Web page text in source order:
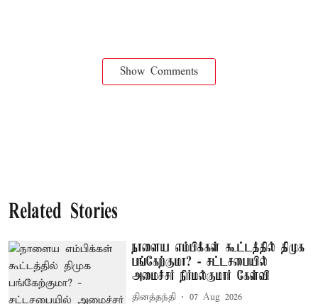
Show Comments
Related Stories
நாளைய எம்பிக்கள் கூட்டத்தில் திமுக
பங்கேற்குமா? - சட்டசபையில்
அமைச்சர் நிர்மல்குமார் கேள்வி
தினத்தந்தி 07 Aug 2026